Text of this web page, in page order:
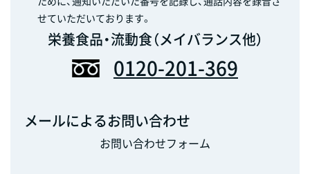
せていただいております。
栄養食品・流動食（メイバランス他）
0120-201-369
メールによるお問い合わせ
お問い合わせフォーム